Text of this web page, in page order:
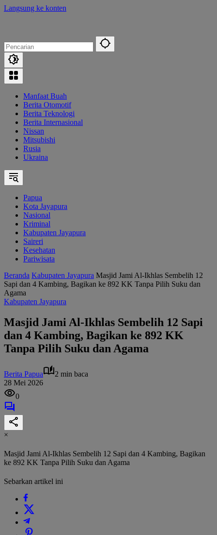
Langsung ke konten
Manfaat Buah
Berita Otomotif
Berita Teknologi
Berita Internasional
Nissan
Mitsubishi
Rusia
Ukraina
Papua
Kota Jayapura
Nasional
Kriminal
Kabupaten Jayapura
Saireri
Kesehatan
Pariwisata
Beranda Kabupaten Jayapura Masjid Jami Al-Ikhlas Sembelih 12
Sapi dan 4 Kambing, Bagikan ke 892 KK Tanpa Pilih Suku dan
Agama
Kabupaten Jayapura
Masjid Jami Al-Ikhlas Sembelih 12 Sapi
dan 4 Kambing, Bagikan ke 892 KK
Tanpa Pilih Suku dan Agama
Berita Papua
2 min baca
28 Mei 2026
0
×
Masjid Jami Al-Ikhlas Sembelih 12 Sapi dan 4 Kambing, Bagikan
ke 892 KK Tanpa Pilih Suku dan Agama
Sebarkan artikel ini